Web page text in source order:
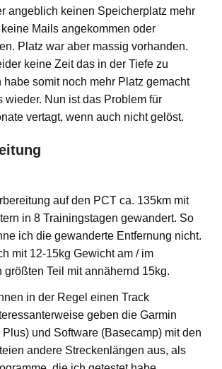
angeblich keinen Speicherplatz mehr
Mails angekommen oder
Platz war aber massig vorhanden.
keine Zeit das in der Tiefe zu
habe somit noch mehr Platz gemacht
wieder. Nun ist das Problem für
vertagt, wenn auch nicht gelöst.
auf den PCT ca. 135km mit
in 8 Trainingstagen gewandert. So
ich die gewanderte Entfernung nicht.
mit 12-15kg Gewicht am / im
größten Teil mit annähernd 15kg.
in der Regel einen Track
geben die Garmin
und Software (Basecamp) mit den
andere Streckenlängen aus, als